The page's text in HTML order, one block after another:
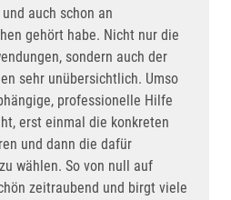
auch schon an
gehört habe. Nicht nur die
sondern auch der
sehr unübersichtlich. Umso
professionelle Hilfe
erst einmal die konkreten
und dann die dafür
wählen. So von null auf
zeitraubend und birgt viele